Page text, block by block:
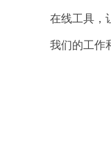
在线工具，
我们的工作